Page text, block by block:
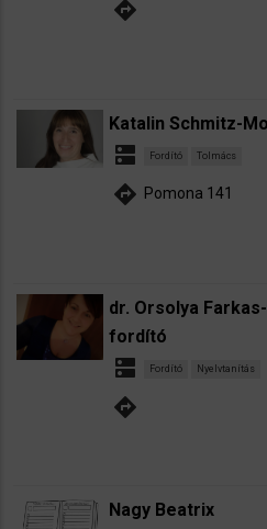
directions
Katalin Schmitz-
dns Fordító Tolmács
directions Pomona 141
dr. Orsolya
fordító
dns Fordító Nyelvtanítás
directions
Nagy Beatrix